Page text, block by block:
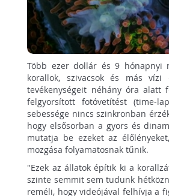
Több ezer dollár és 9 hónapnyi
korallok, szivacsok és más
tevékenységeit néhány óra alatt
felgyorsított fotóvetítést (time-
sebessége nincs szinkronban
hogy elsősorban a gyors és
mutatja be ezeket az
mozgása folyamatosnak tűnik.
"Ezek az állatok építik ki a
szinte semmit sem tudunk
reméli, hogy videójával felhívja a